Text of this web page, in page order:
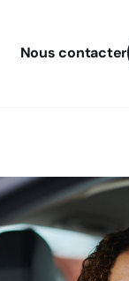
Nous contacter